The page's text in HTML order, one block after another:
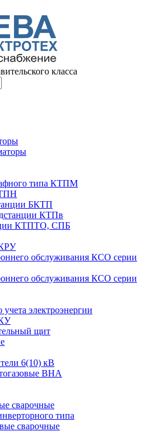
класса
типа КТПМ
БКТП
КТПв
КТПТО, СПБ
обслуживания КСО серии
обслуживания КСО серии
электроэнергии
щит
6(10) кВ
ВНА
сварочные
типа
сварочные